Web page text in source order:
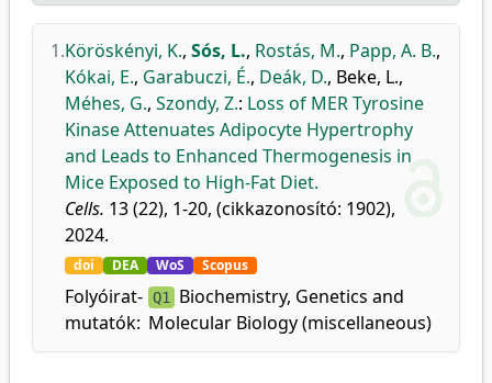
1.Köröskényi, K., Sós, L., Rostás, M., Papp, A. B.,
Kókai, E., Garabuczi, É., Deák, D., Beke, L.,
Méhes, G., Szondy, Z.: Loss of MER Tyrosine
Kinase Attenuates Adipocyte Hypertrophy
and Leads to Enhanced Thermogenesis in
Mice Exposed to High-Fat Diet.
Cells. 13 (22), 1-20, (cikkazonosító: 1902),
2024.
doi DEA WoS Scopus
Folyóirat-
mutatók:
Q1 Biochemistry, Genetics and
Molecular Biology (miscellaneous)